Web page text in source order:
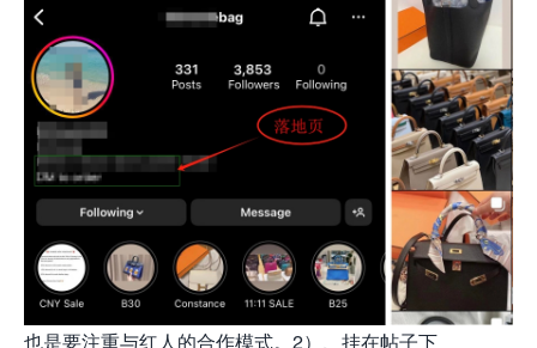
也是要注重与红人的合作模式。2）、挂在帖子下